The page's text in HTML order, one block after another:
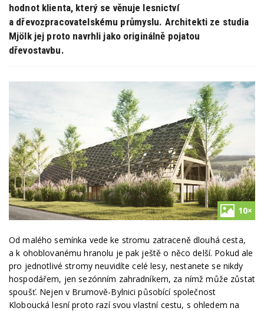
hodnot klienta, který se věnuje lesnictví
a dřevozpracovatelskému průmyslu. Architekti ze studia
Mjölk jej proto navrhli jako originálně pojatou
dřevostavbu.
10×
Od malého semínka vede ke stromu zatraceně dlouhá cesta,
a k ohoblovanému hranolu je pak ještě o něco delší. Pokud ale
pro jednotlivé stromy neuvidíte celé lesy, nestanete se nikdy
hospodářem, jen sezónním zahradníkem, za nímž může zůstat
spoušť. Nejen v Brumově-Bylnici působící společnost
Kloboucká lesní proto razí svou vlastní cestu, s ohledem na